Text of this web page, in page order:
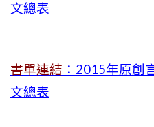
文總表
書單連結 ：2015年原創
文總表